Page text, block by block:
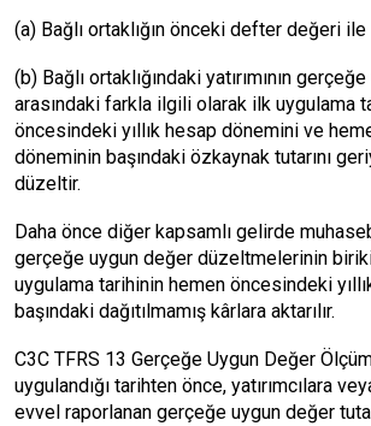
(a) Bağlı ortaklığın önceki defter değeri ile
(b) Bağlı ortaklığındaki yatırımının
arasındaki farkla ilgili olarak ilk uygulama
öncesindeki yıllık hesap dönemini ve
döneminin başındaki özkaynak tutarını
düzeltir.
Daha önce diğer kapsamlı gelirde
gerçeğe uygun değer düzeltmelerinin
uygulama tarihinin hemen öncesindeki
başındaki dağıtılmamış kârlara aktarılır.
C3C TFRS 13 Gerçeğe Uygun Değer
uygulandığı tarihten önce, yatırımcılara
evvel raporlanan gerçeğe uygun değer